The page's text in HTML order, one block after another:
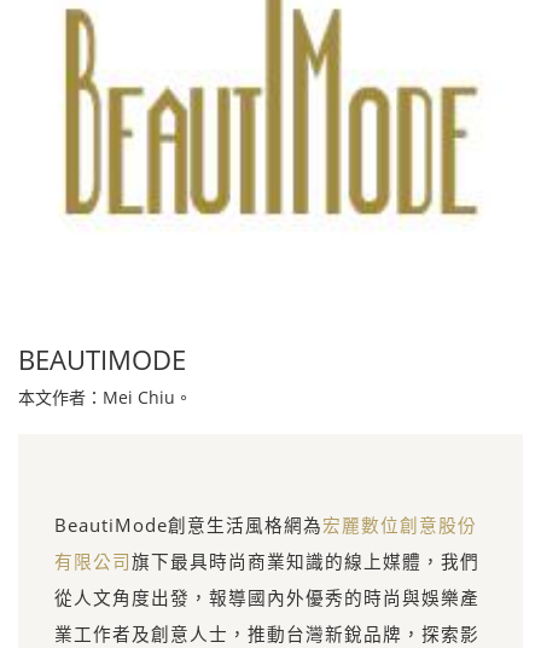
BEAUTIMODE
本文作者：Mei Chiu。
BeautiMode創意生活風格網為宏麗數位創意股份
有限公司旗下最具時尚商業知識的線上媒體，我們
從人文角度出發，報導國內外優秀的時尚與娛樂產
業工作者及創意人士，推動台灣新銳品牌，探索影